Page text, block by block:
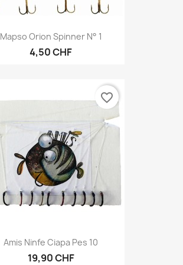
Mapso Orion Spinner N° 1
4,50 CHF
Amis Ninfe Ciapa Pes 10
19,90 CHF
favorite_border